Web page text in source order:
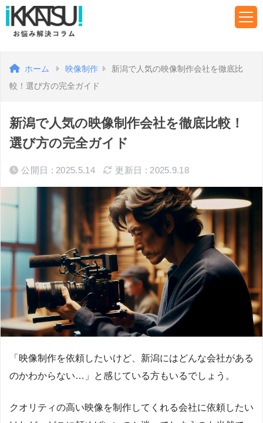
ホーム 映像制作
新潟で人気の映像制作会社を徹底比
較！選び方の完全ガイド
新潟で人気の映像制作会社を徹底比較！
選び方の完全ガイド
公開日 : 2025.5.14 更新日 : 2025.9.18
「映像制作を依頼したいけど、新潟にはどんな会社がある
のかわからない…」と感じている方もいるでしょう。
クオリティの高い映像を制作してくれる会社に依頼したい